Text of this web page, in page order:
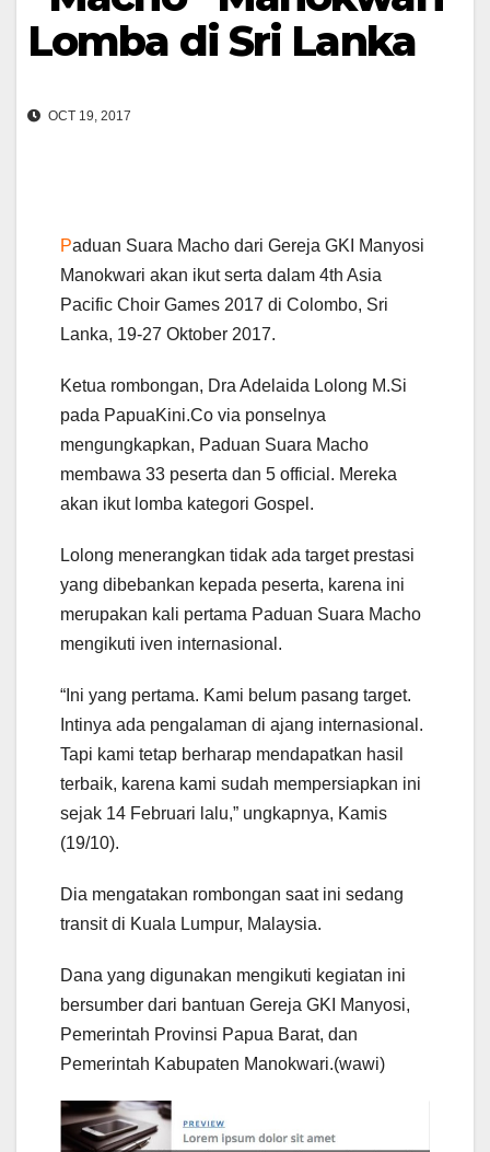
Lomba di Sri Lanka
OCT 19, 2017
Paduan Suara Macho dari Gereja GKI Manyosi
Manokwari akan ikut serta dalam 4th Asia
Pacific Choir Games 2017 di Colombo, Sri
Lanka, 19-27 Oktober 2017.
Ketua rombongan, Dra Adelaida Lolong M.Si
pada PapuaKini.Co via ponselnya
mengungkapkan, Paduan Suara Macho
membawa 33 peserta dan 5 official. Mereka
akan ikut lomba kategori Gospel.
Lolong menerangkan tidak ada target prestasi
yang dibebankan kepada peserta, karena ini
merupakan kali pertama Paduan Suara Macho
mengikuti iven internasional.
“Ini yang pertama. Kami belum pasang target.
Intinya ada pengalaman di ajang internasional.
Tapi kami tetap berharap mendapatkan hasil
terbaik, karena kami sudah mempersiapkan ini
sejak 14 Februari lalu,” ungkapnya, Kamis
(19/10).
Dia mengatakan rombongan saat ini sedang
transit di Kuala Lumpur, Malaysia.
Dana yang digunakan mengikuti kegiatan ini
bersumber dari bantuan Gereja GKI Manyosi,
Pemerintah Provinsi Papua Barat, dan
Pemerintah Kabupaten Manokwari.(wawi)